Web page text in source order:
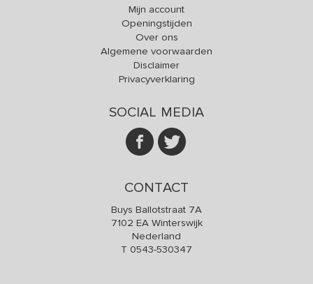
Mijn account
Openingstijden
Over ons
Algemene voorwaarden
Disclaimer
Privacyverklaring
SOCIAL MEDIA
CONTACT
Buys Ballotstraat 7A
7102 EA Winterswijk
Nederland
T 0543-530347